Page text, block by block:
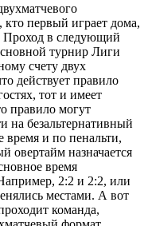
первый играет дома,
Проход в следующий
турнир Лиги
счету двух
действует правило
тот и имеет
правило могут
на безальтернативный
и по пенальти,
овертайм назначается
время
2:2 и 2:2, или
местами. А вот
команда,